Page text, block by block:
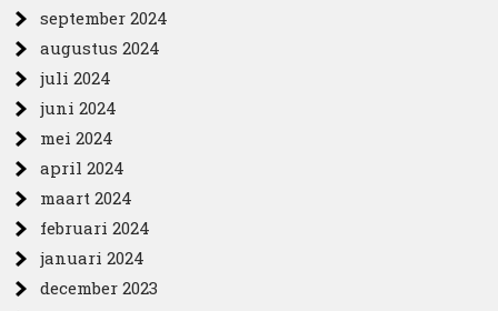
september 2024
augustus 2024
juli 2024
juni 2024
mei 2024
april 2024
maart 2024
februari 2024
januari 2024
december 2023